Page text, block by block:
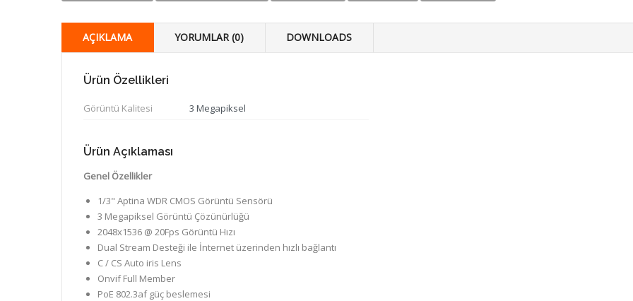
AÇIKLAMA YORUMLAR (0) DOWNLOADS
Ürün Özellikleri
Görüntü Kalitesi 3 Megapiksel
Ürün Açıklaması
Genel Özellikler
1/3" Aptina WDR CMOS Görüntü Sensörü
3 Megapiksel Görüntü Çözünürlüğü
2048x1536 @ 20Fps Görüntü Hızı
Dual Stream Desteği ile İnternet üzerinden hızlı bağlantı
C / CS Auto iris Lens
Onvif Full Member
PoE 802.3af güç beslemesi